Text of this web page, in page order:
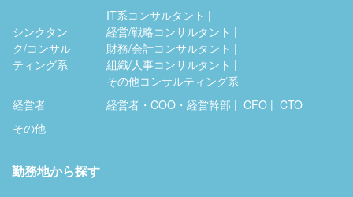
シンクタン
ク/コンサル
ティング系
IT系コンサルタント
経営/戦略コンサルタント
財務/会計コンサルタント
組織/人事コンサルタント
その他コンサルティング系
経営者
経営者・COO・経営幹部 CFO
CTO
その他
勤務地から探す